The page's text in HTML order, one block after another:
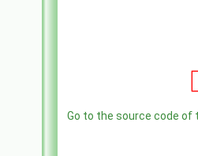
Go to the source code of